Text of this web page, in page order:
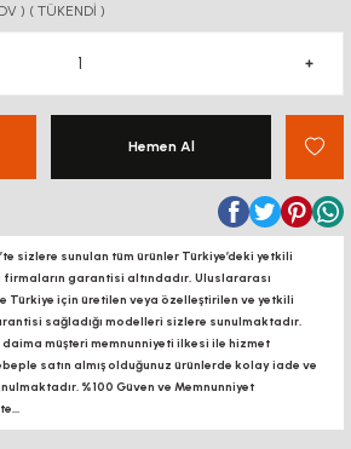
) ( TÜKENDİ )
Hemen Al
sizlere sunulan tüm ürünler Türkiye’deki yetkili
garantisi altındadır, Uluslararası
Türkiye için üretilen veya özelleştirilen ve yetkili
sağladığı modelleri sizlere sunulmaktadır.
müşteri memnunniyeti ilkesi ile hizmet
satın almış olduğunuz ürünlerde kolay iade ve
%100 Güven ve Memnunniyet